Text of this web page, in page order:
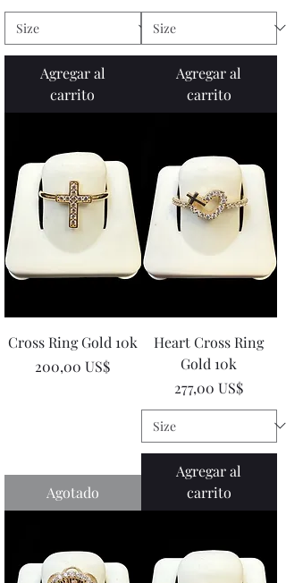
Agregar al
carrito
Agregar al
carrito
Cross Ring Gold 10k
Precio
200,00 US$
Agotado
Heart Cross Ring
Gold 10k
Precio
277,00 US$
Agregar al
carrito